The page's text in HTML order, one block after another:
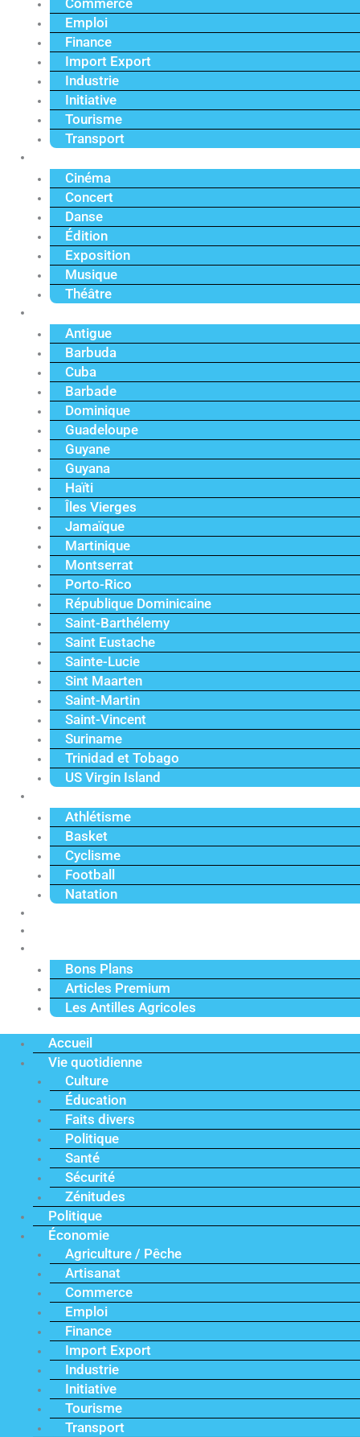
Commerce
Emploi
Finance
Import Export
Industrie
Initiative
Tourisme
Transport
Cinéma
Concert
Danse
Édition
Exposition
Musique
Théâtre
Antigue
Barbuda
Cuba
Barbade
Dominique
Guadeloupe
Guyane
Guyana
Haïti
Îles Vierges
Jamaïque
Martinique
Montserrat
Porto-Rico
République Dominicaine
Saint-Barthélemy
Saint Eustache
Sainte-Lucie
Sint Maarten
Saint-Martin
Saint-Vincent
Suriname
Trinidad et Tobago
US Virgin Island
Athlétisme
Basket
Cyclisme
Football
Natation
Bons Plans
Articles Premium
Les Antilles Agricoles
Accueil
Vie quotidienne
Culture
Éducation
Faits divers
Politique
Santé
Sécurité
Zénitudes
Politique
Économie
Agriculture / Pêche
Artisanat
Commerce
Emploi
Finance
Import Export
Industrie
Initiative
Tourisme
Transport